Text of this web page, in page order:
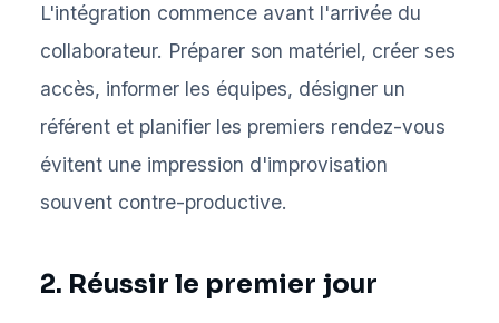
L'intégration commence avant l'arrivée du
collaborateur. Préparer son matériel, créer ses
accès, informer les équipes, désigner un
référent et planifier les premiers rendez-vous
évitent une impression d'improvisation
souvent contre-productive.
2. Réussir le premier jour